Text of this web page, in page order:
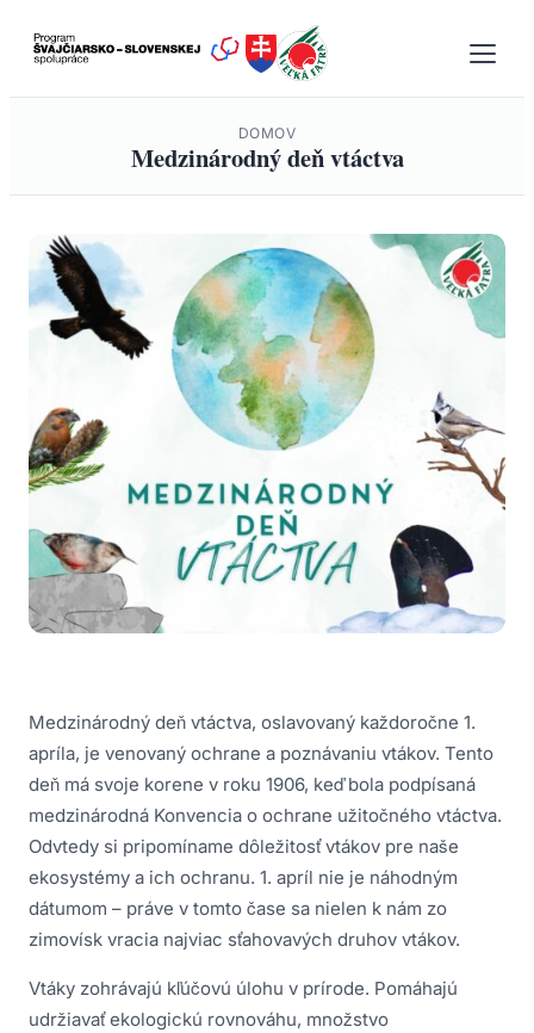
DOMOV
Medzinárodný deň vtáctva
Medzinárodný deň vtáctva, oslavovaný každoročne 1.
apríla, je venovaný ochrane a poznávaniu vtákov. Tento
deň má svoje korene v roku 1906, keď bola podpísaná
medzinárodná Konvencia o ochrane užitočného vtáctva.
Odvtedy si pripomíname dôležitosť vtákov pre naše
ekosystémy a ich ochranu. 1. apríl nie je náhodným
dátumom – práve v tomto čase sa nielen k nám zo
zimovísk vracia najviac sťahovavých druhov vtákov.
Vtáky zohrávajú kľúčovú úlohu v prírode. Pomáhajú
udržiavať ekologickú rovnováhu, množstvo